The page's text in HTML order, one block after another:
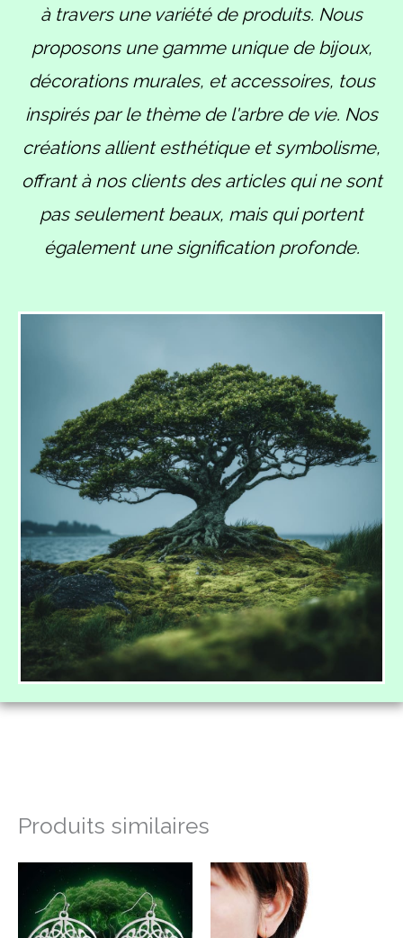
à travers une variété de produits. Nous
proposons une gamme unique de bijoux,
décorations murales, et accessoires, tous
inspirés par le thème de l'arbre de vie. Nos
créations allient esthétique et symbolisme,
offrant à nos clients des articles qui ne sont
pas seulement beaux, mais qui portent
également une signification profonde.
Produits similaires